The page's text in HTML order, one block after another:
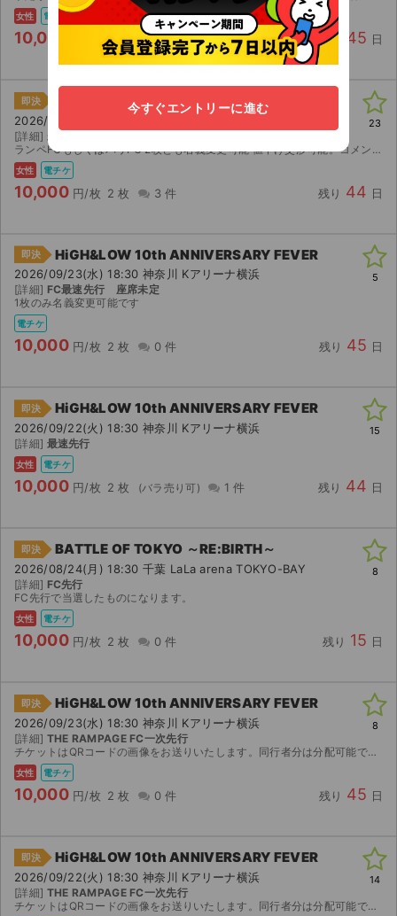
女性 電チケ
10,000 2 枚 0 件 残り 45 日
即決 HiGH&LOW 10th ANNIVERSARY FEVER
2026/09/22(火) 18:30 神奈川 Kアリーナ横浜
[詳細] 未定
ランペFCもしくはバリFC 2枚とも名義変更可能 値下げ交渉可能。コメントください アプグレ申込予定です。(アプグレ当落で値段変わります)
女性 電チケ
10,000 円/枚 2 枚 3 件 残り 44 日
23
即決 HiGH&LOW 10th ANNIVERSARY FEVER
2026/09/23(水) 18:30 神奈川 Kアリーナ横浜
[詳細] FC最速先行 座席未定
1枚のみ名義変更可能です
電チケ
10,000 円/枚 2 枚 0 件 残り 45 日
5
即決 HiGH&LOW 10th ANNIVERSARY FEVER
2026/09/22(火) 18:30 神奈川 Kアリーナ横浜
[詳細] 最速先行
女性 電チケ
10,000 円/枚 2 枚 1 件 残り 44 日
15
即決 BATTLE OF TOKYO ～RE:BIRTH～
2026/08/24(月) 18:30 千葉 LaLa arena TOKYO-BAY
[詳細] FC先行
FC先行で当選したものになります。
女性 電チケ
10,000 円/枚 2 枚 0 件 残り 15 日
8
即決 HiGH&LOW 10th ANNIVERSARY FEVER
2026/09/23(水) 18:30 神奈川 Kアリーナ横浜
[詳細] THE RAMPAGE FC一次先行
チケットはQRコードの画像をお送りいたします。同行者分は分配可能です。公演中止以外の返金は致しかねますのでご了承ください。
女性 電チケ
10,000 円/枚 2 枚 0 件 残り 45 日
8
即決 HiGH&LOW 10th ANNIVERSARY FEVER
2026/09/22(火) 18:30 神奈川 Kアリーナ横浜
[詳細] THE RAMPAGE FC一次先行
チケットはQRコードの画像をお送りいたします。同行者分は分配可能です。公演中止以外の返金は致しかねますのでご了承ください。
14
今すぐエントリーに進む